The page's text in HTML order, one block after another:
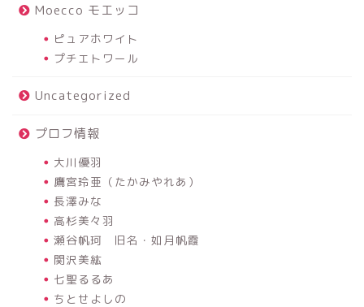
Moecco モエッコ
ピュアホワイト
プチエトワール
Uncategorized
プロフ情報
大川優羽
鷹宮玲亜（たかみやれあ）
長澤みな
高杉美々羽
瀬谷帆珂 旧名・如月帆霞
関沢美紘
七聖るるあ
ちとせよしの